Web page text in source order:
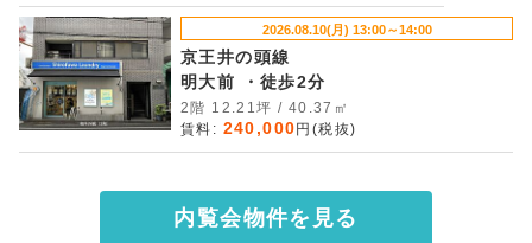
2026.08.10(月) 13:00～14:00
京王井の頭線
明大前 ・徒歩2分
2階 12.21坪 / 40.37㎡
賃料: 240,000円(税抜)
内覧会物件を見る